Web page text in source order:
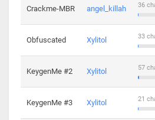
Crackme-MBR angel_killah 36
Obfuscated Xylitol 33
KeygenMe #2 Xylitol 57
KeygenMe #3 Xylitol 21